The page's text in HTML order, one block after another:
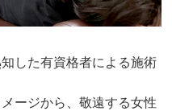
した有資格者による施術
ージから、敬遠する女性